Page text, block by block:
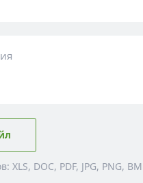
XLS, DOC, PDF, JPG, PNG,